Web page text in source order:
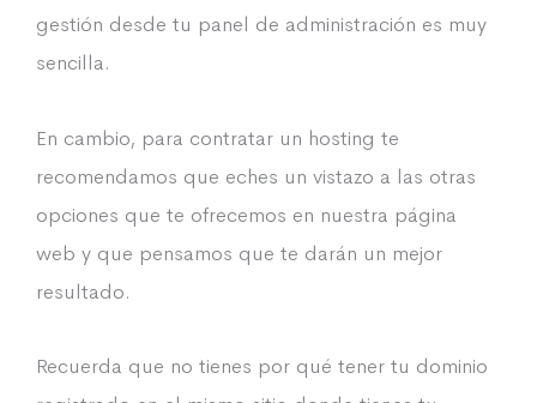
gestión desde tu panel de administración es muy
sencilla.
En cambio, para contratar un hosting te
recomendamos que eches un vistazo a las otras
opciones que te ofrecemos en nuestra página
web y que pensamos que te darán un mejor
resultado.
Recuerda que no tienes por qué tener tu dominio